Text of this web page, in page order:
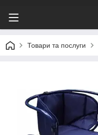
Товари та послуги